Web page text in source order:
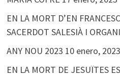
EN LA MORT D’EN
SACERDOT SALESIÀ I
ANY NOU 2023 10 enero, 2023
EN LA MORT DE JESUÏTES